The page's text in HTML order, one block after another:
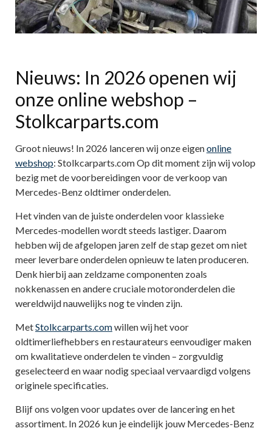
Nieuws: In 2026 openen wij
onze online webshop –
Stolkcarparts.com
Groot nieuws! In 2026 lanceren wij onze eigenonline
webshop: Stolkcarparts.com Op dit moment zijn wij volop
bezig met de voorbereidingen voor de verkoop van
Mercedes-Benz oldtimer onderdelen.
Het vinden van de juiste onderdelen voor klassieke
Mercedes-modellen wordt steeds lastiger. Daarom
hebben wij de afgelopen jaren zelf de stap gezet om niet
meer leverbare onderdelen opnieuw te laten produceren.
Denk hierbij aan zeldzame componenten zoals
nokkenassen en andere cruciale motoronderdelen die
wereldwijd nauwelijks nog te vinden zijn.
MetStolkcarparts.comwillen wij het voor
oldtimerliefhebbers en restaurateurs eenvoudiger maken
om kwalitatieve onderdelen te vinden – zorgvuldig
geselecteerd en waar nodig speciaal vervaardigd volgens
originele specificaties.
Blijf ons volgen voor updates over de lancering en het
assortiment. In 2026 kun je eindelijk jouw Mercedes-Benz